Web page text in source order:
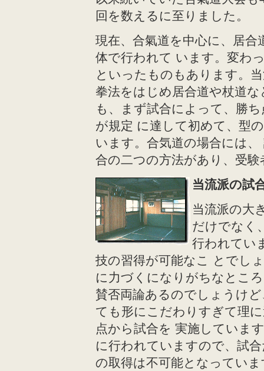
回を数えるに至りました。
現在、合氣道を中心に、居
体で行われて います。変わ
といったものもあります。
拳法をはじめ居合道や杖道
も、まず試合によって、勝
が規定 に達して初めて、型
います。合気道の場合には
合の二つの方法があり、受
当流派の試
当流派の大
だけでなく
行われてい
技の習得が可能なこ とでし
に力づくになりがちなとこ
賛否両論あるのでしょうけ
ても形にこだわりすぎて理
点から試合を 実施していま
に行われていますので、試
の取得は不可能となっていま